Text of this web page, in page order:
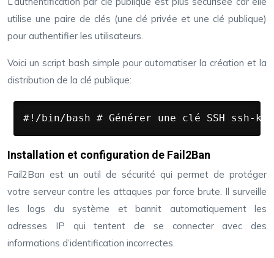
utilise une paire de clés (une clé privée et une clé publique)
pour authentifier les utilisateurs.
Voici un script bash simple pour automatiser la création et la
distribution de la clé publique:
#!/bin/bash # Générer une clé SSH ssh-
Installation et configuration de Fail2Ban
Fail2Ban est un outil de sécurité qui permet de protéger
votre serveur contre les attaques par force brute. Il surveille
les logs du système et bannit automatiquement les
adresses IP qui tentent de se connecter avec des
informations d’identification incorrectes.